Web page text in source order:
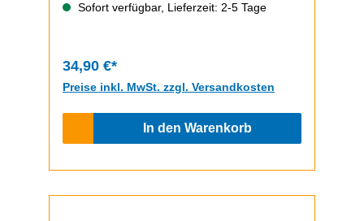
Sofort verfügbar, Lieferzeit: 2-5 Tage
34,90 €*
Preise inkl. MwSt. zzgl. Versandkosten
In den Warenkorb